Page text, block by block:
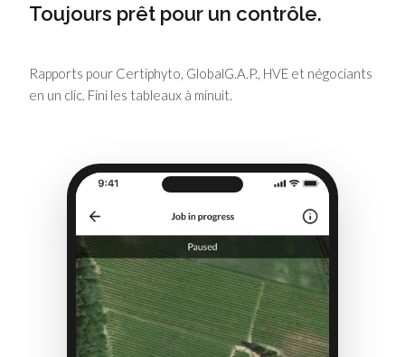
Toujours prêt pour un contrôle.
Rapports pour Certiphyto, GlobalG.A.P., HVE et négociants
en un clic. Fini les tableaux à minuit.